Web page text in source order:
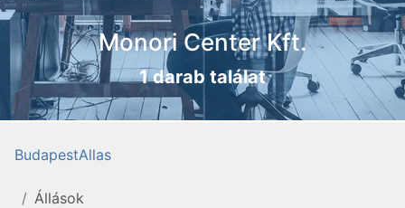
Monori Center Kft.
1 darab találat
BudapestAllas
Állások